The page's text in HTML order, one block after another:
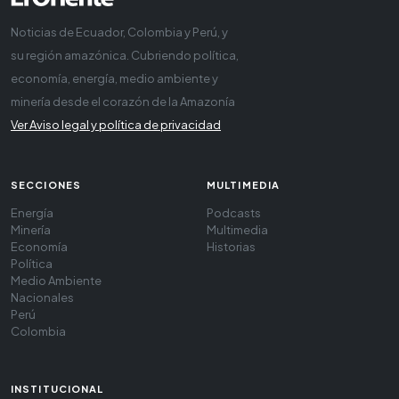
Noticias de Ecuador, Colombia y Perú, y
su región amazónica. Cubriendo política,
economía, energía, medio ambiente y
minería desde el corazón de la Amazonía
Ver Aviso legal y política de privacidad
SECCIONES
Energía
Minería
Economía
Política
Medio Ambiente
Nacionales
Perú
Colombia
MULTIMEDIA
Podcasts
Multimedia
Historias
INSTITUCIONAL